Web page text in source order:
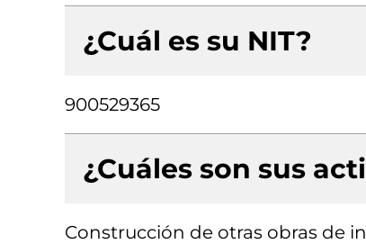
¿Cuál es su NIT?
900529365
¿Cuáles son sus
Construcción de otras obras de